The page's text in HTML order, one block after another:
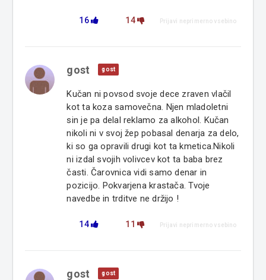
16 14 Prijavi neprimerno vsebino
gost gost
Kučan ni povsod svoje dece zraven vlačil
kot ta koza samovečna. Njen mladoletni
sin je pa delal reklamo za alkohol. Kučan
nikoli ni v svoj žep pobasal denarja za delo,
ki so ga opravili drugi kot ta kmetica.Nikoli
ni izdal svojih volivcev kot ta baba brez
časti. Čarovnica vidi samo denar in
pozicijo. Pokvarjena krastača. Tvoje
navedbe in trditve ne držijo !
14 11 Prijavi neprimerno vsebino
gost gost